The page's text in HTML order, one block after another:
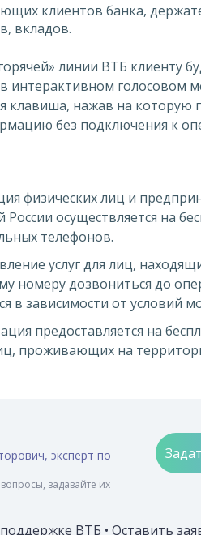
клиентов банка,
вкладов.
линии ВТБ клиенту
интерактивном голосовом
клавиша, нажав на которую
без подключения к
физических лиц и
осуществляется на
телефонов.
услуг для лиц,
номеру дозвониться до
в зависимости от условий
предоставляется на
проживающих на
эксперт по
задавайте их
ВТБ • Оставить